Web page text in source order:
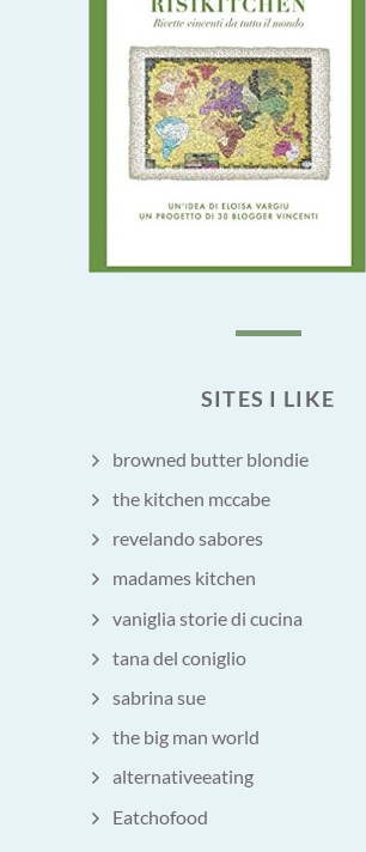
SITES I LIKE
browned butter blondie
the kitchen mccabe
revelando sabores
madames kitchen
vaniglia storie di cucina
tana del coniglio
sabrina sue
the big man world
alternativeeating
Eatchofood